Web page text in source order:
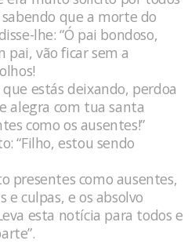
que a morte do
lhe: “Ó pai bondoso,
pai, vão ficar sem a
estás deixando, perdoa
alegra com tua santa
como os ausentes!”
“Filho, estou sendo
presentes como ausentes,
e culpas, e os absolvo
esta notícia para todos e